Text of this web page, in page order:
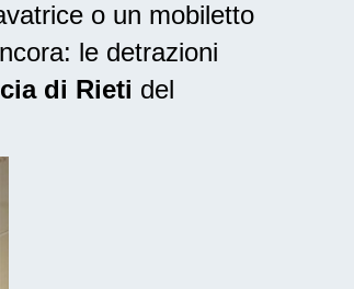
o un mobiletto
le detrazioni
di Rieti del